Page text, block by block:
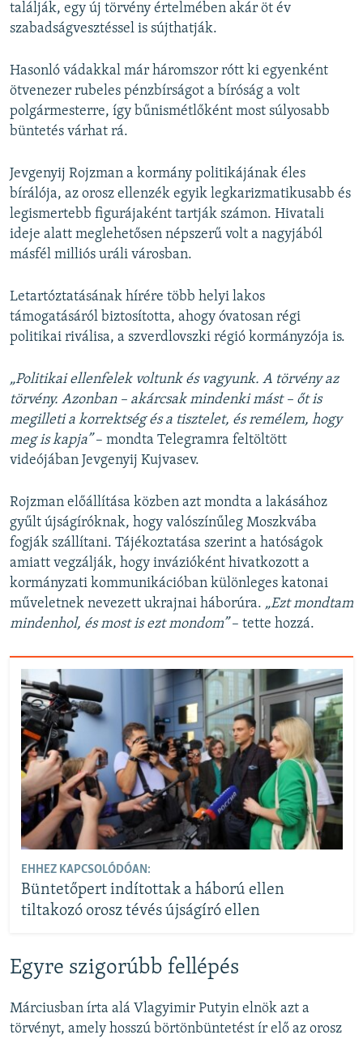
találják, egy új törvény értelmében akár öt év
szabadságvesztéssel is sújthatják.
Hasonló vádakkal már háromszor rótt ki egyenként
ötvenezer rubeles pénzbírságot a bíróság a volt
polgármesterre, így bűnismétlőként most súlyosabb
büntetés várhat rá.
Jevgenyij Rojzman a kormány politikájának éles
bírálója, az orosz ellenzék egyik legkarizmatikusabb és
legismertebb figurájaként tartják számon. Hivatali
ideje alatt meglehetősen népszerű volt a nagyjából
másfél milliós uráli városban.
Letartóztatásának hírére több helyi lakos
támogatásáról biztosította, ahogy óvatosan régi
politikai riválisa, a szverdlovszki régió kormányzója is.
„Politikai ellenfelek voltunk és vagyunk. A törvény az
törvény. Azonban – akárcsak mindenki mást – őt is
megilleti a korrektség és a tisztelet, és remélem, hogy
meg is kapja”– mondta Telegramra feltöltött
videójában Jevgenyij Kujvasev.
Rojzman előállítása közben azt mondta a lakásához
gyűlt újságíróknak, hogy valószínűleg Moszkvába
fogják szállítani. Tájékoztatása szerint a hatóságok
amiatt vegzálják, hogy invázióként hivatkozott a
kormányzati kommunikációban különleges katonai
műveletnek nevezett ukrajnai háborúra. „Ezt mondtam
mindenhol, és most is ezt mondom”– tette hozzá.
EHHEZ KAPCSOLÓDÓAN:
Büntetőpert indítottak a háború ellen
tiltakozó orosz tévés újságíró ellen
Egyre szigorúbb fellépés
Márciusban írta alá Vlagyimir Putyin elnök azt a
törvényt, amely hosszú börtönbüntetést ír elő az orosz